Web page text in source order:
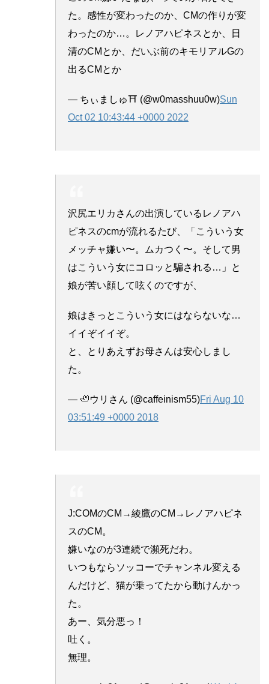
た。感性が変わったのか、CMの作りが変
わったのか…。レノアハピネスとか、日
清のCMとか、だいぶ前のキモリアルGの
出るCMとか
— ちぃましゅ⛩ (@w0masshuu0w)Sun
Oct 02 10:43:44 +0000 2022
沢尻エリカさんの出演しているレノアハ
ピネスのcmが流れるたび、「こういう女
メッチャ嫌い〜。ムカつく〜。そして男
はこういう女にコロッと騙される…」と
娘が苦い顔して呟くのですが、
娘はきっとこういう女にはならないな…
イイぞイイぞ。
と、とりあえずお母さんは安心しまし
た。
— 🦥ウリさん (@caffeinism55)Fri Aug 10
03:51:49 +0000 2018
J:COMのCM→綾鷹のCM→レノアハピネ
スのCM。
嫌いなのが3連続で瀕死だわ。
いつもならソッコーでチャンネル変える
んだけど、猫が乗ってたから動けんかっ
た。
あー、気分悪っ！
吐く。
無理。